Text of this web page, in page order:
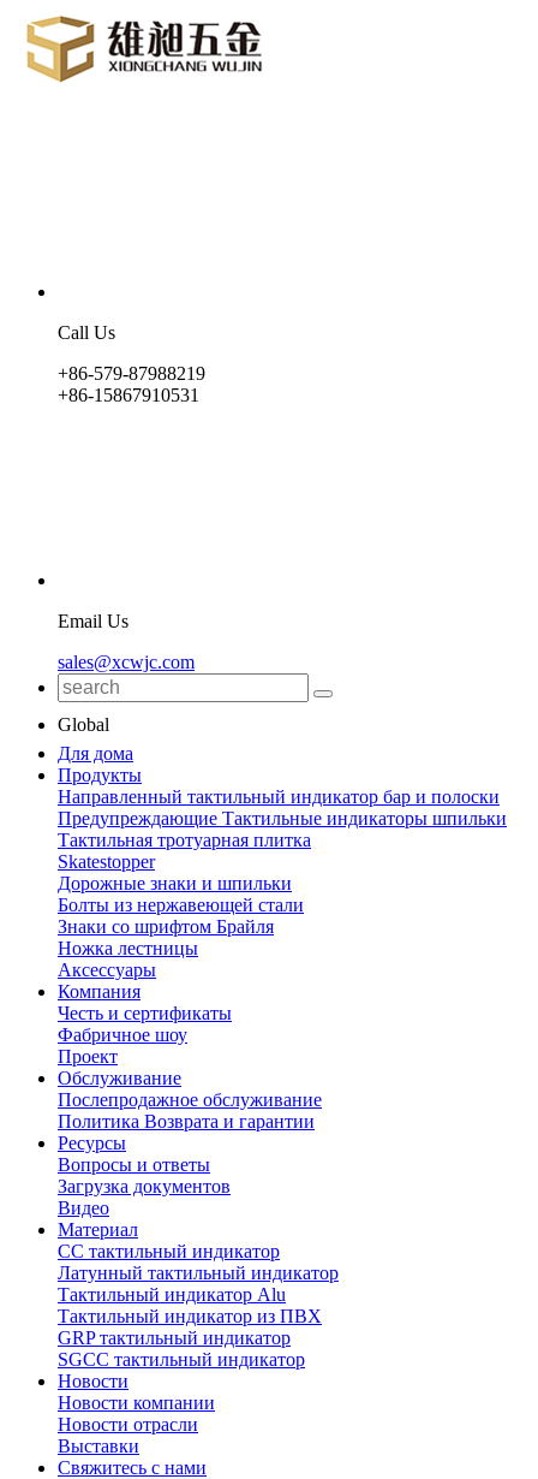
Call Us
+86-579-87988219
+86-15867910531
Email Us
sales@xcwjc.com
Global
Для дома
Продукты
Направленный тактильный индикатор бар и полоски
Предупреждающие Тактильные индикаторы шпильки
Тактильная тротуарная плитка
Skatestopper
Дорожные знаки и шпильки
Болты из нержавеющей стали
Знаки со шрифтом Брайля
Ножка лестницы
Аксессуары
Компания
Честь и сертификаты
Фабричное шоу
Проект
Обслуживание
Послепродажное обслуживание
Политика Возврата и гарантии
Ресурсы
Вопросы и ответы
Загрузка документов
Видео
Материал
СС тактильный индикатор
Латунный тактильный индикатор
Тактильный индикатор Alu
Тактильный индикатор из ПВХ
GRP тактильный индикатор
SGCC тактильный индикатор
Новости
Новости компании
Новости отрасли
Выставки
Свяжитесь с нами